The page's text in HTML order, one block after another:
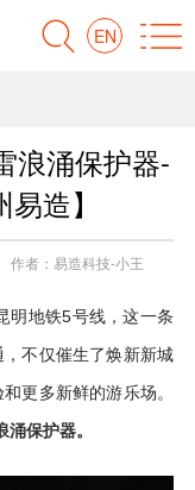
EN
浪涌保护器-
造】
作者： 易造科技-小王
明地铁5号线，这一条
不仅催生了焕新新城
更多新鲜的游乐场。
涌保护器。